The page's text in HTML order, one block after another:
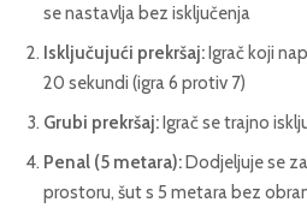
se nastavlja bez isključenja
Isključujući prekršaj:Igrač koji
20 sekundi (igra 6 protiv 7)
Grubi prekršaj:Igrač se trajno
Penal (5 metara):Dodjeljuje se
prostoru, šut s 5 metara bez